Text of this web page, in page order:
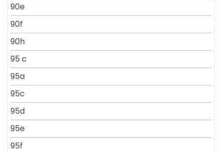
90e
90f
90h
95 c
95a
95c
95d
95e
95f